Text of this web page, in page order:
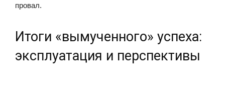
провал.
Итоги «вымученного» успеха:
эксплуатация и перспективы